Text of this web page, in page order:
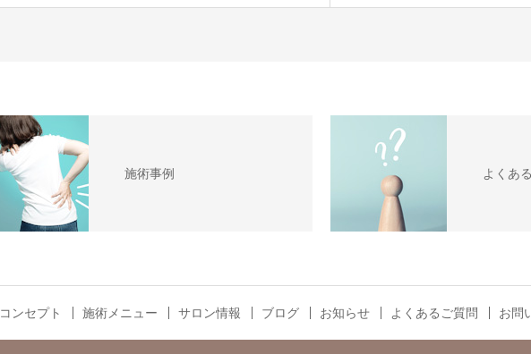
施術事例 よくあ
コンセプト 施術メニュー サロン情報 ブログ お知らせ よくあるご質問 お問